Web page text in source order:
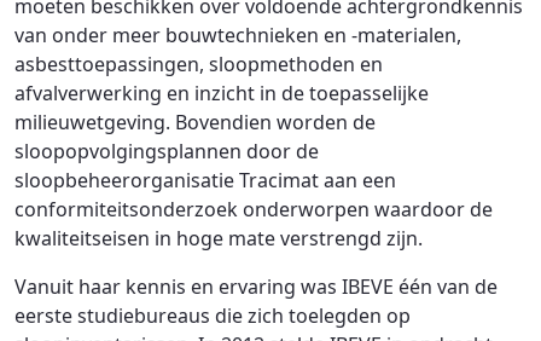
moeten beschikken over voldoende achtergrondkennis
van onder meer bouwtechnieken en -materialen,
asbesttoepassingen, sloopmethoden en
afvalverwerking en inzicht in de toepasselijke
milieuwetgeving. Bovendien worden de
sloopopvolgingsplannen door de
sloopbeheerorganisatie Tracimat aan een
conformiteitsonderzoek onderworpen waardoor de
kwaliteitseisen in hoge mate verstrengd zijn.
Vanuit haar kennis en ervaring was IBEVE één van de
eerste studiebureaus die zich toelegden op